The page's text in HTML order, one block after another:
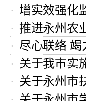
跟踪督查情况
增实效强化
推进永州农
尽心联络 竭
关于我市实
关于永州市